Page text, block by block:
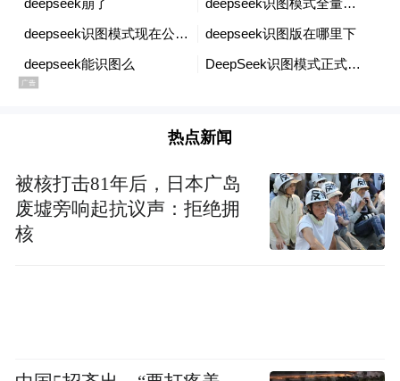
伴随着识图模式的上线，DeepSeek 上月底还
热点新闻
被核打击81年后，日本广岛
废墟旁响起抗议声：拒绝拥
核